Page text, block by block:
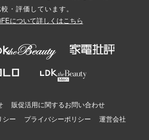
・評価しています。
について詳しくはこちら
販促活用に関するお問い合わせ
シー
プライバシーポリシー 運営会社